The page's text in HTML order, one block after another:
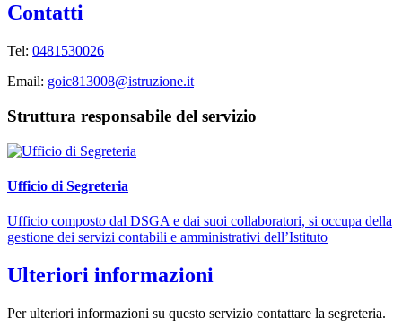
Contatti
Tel: 0481530026
Email: goic813008@istruzione.it
Struttura responsabile del servizio
Ufficio di Segreteria
Ufficio composto dal DSGA e dai suoi collaboratori, si occupa della
gestione dei servizi contabili e amministrativi dell’Istituto
Ulteriori informazioni
Per ulteriori informazioni su questo servizio contattare la segreteria.